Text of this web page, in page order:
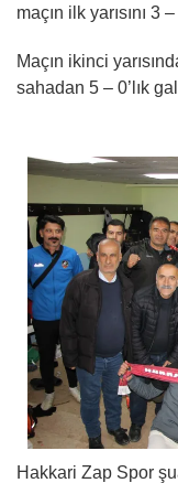
maçın ilk yarısını 3
Maçın ikinci
sahadan 5 – 0’lık
Hakkari Zap Spor